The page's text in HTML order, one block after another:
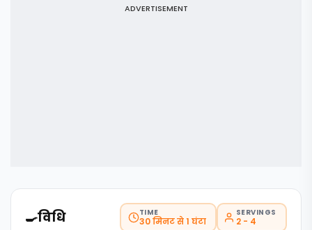
🍳विधि TIME
30 मिनट से 1 घंटा
SERVINGS
2 - 4
ADVERTISEMENT